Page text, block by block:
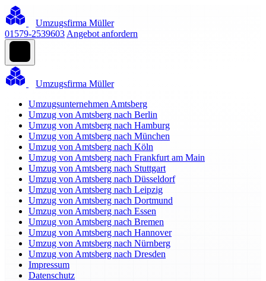
Umzugsfirma Müller
01579-2539603 Angebot anfordern
Umzugsfirma Müller
Umzugsunternehmen Amtsberg
Umzug von Amtsberg nach Berlin
Umzug von Amtsberg nach Hamburg
Umzug von Amtsberg nach München
Umzug von Amtsberg nach Köln
Umzug von Amtsberg nach Frankfurt am Main
Umzug von Amtsberg nach Stuttgart
Umzug von Amtsberg nach Düsseldorf
Umzug von Amtsberg nach Leipzig
Umzug von Amtsberg nach Dortmund
Umzug von Amtsberg nach Essen
Umzug von Amtsberg nach Bremen
Umzug von Amtsberg nach Hannover
Umzug von Amtsberg nach Nürnberg
Umzug von Amtsberg nach Dresden
Impressum
Datenschutz